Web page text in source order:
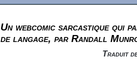
Un webcomic sarcastique qui
de langage, par Randall
Traduit